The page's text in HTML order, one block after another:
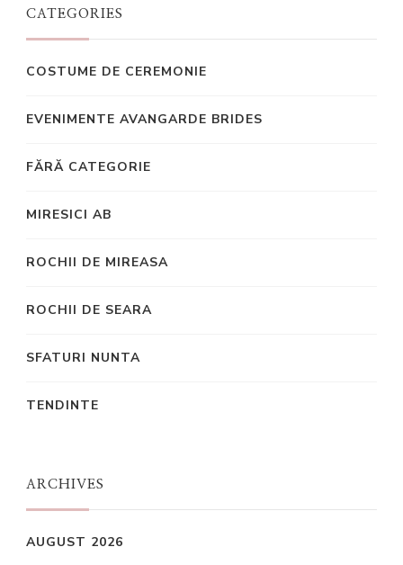
CATEGORIES
COSTUME DE CEREMONIE
EVENIMENTE AVANGARDE BRIDES
FĂRĂ CATEGORIE
MIRESICI AB
ROCHII DE MIREASA
ROCHII DE SEARA
SFATURI NUNTA
TENDINTE
ARCHIVES
AUGUST 2026